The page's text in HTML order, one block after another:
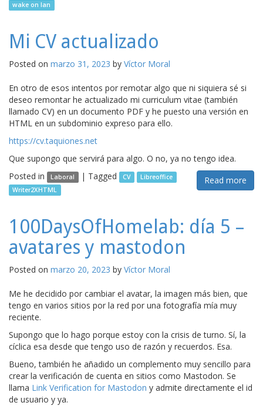
wake on lan
Mi CV actualizado
Posted on marzo 31, 2023 by Víctor Moral
En otro de esos intentos por remotar algo que ni siquiera sé si
deseo remontar he actualizado mi curriculum vitae (también
llamado CV) en un documento PDF y he puesto una versión en
HTML en un subdominio expreso para ello.
https://cv.taquiones.net
Que supongo que servirá para algo. O no, ya no tengo idea.
Read more
Posted in Laboral | Tagged CV
Libreoffice
Writer2XHTML
100DaysOfHomelab: día 5 –
avatares y mastodon
Posted on marzo 20, 2023 by Víctor Moral
Me he decidido por cambiar el avatar, la imagen más bien, que
tengo en varios sitios por la red por una fotografía mía muy
reciente.
Supongo que lo hago porque estoy con la crisis de turno. Sí, la
cíclica esa desde que tengo uso de razón y recuerdos. Esa.
Bueno, también he añadido un complemento muy sencillo para
crear la verificación de cuenta en sitios como Mastodon. Se
llama Link Verification for Mastodon y admite directamente el id
de usuario y ya.